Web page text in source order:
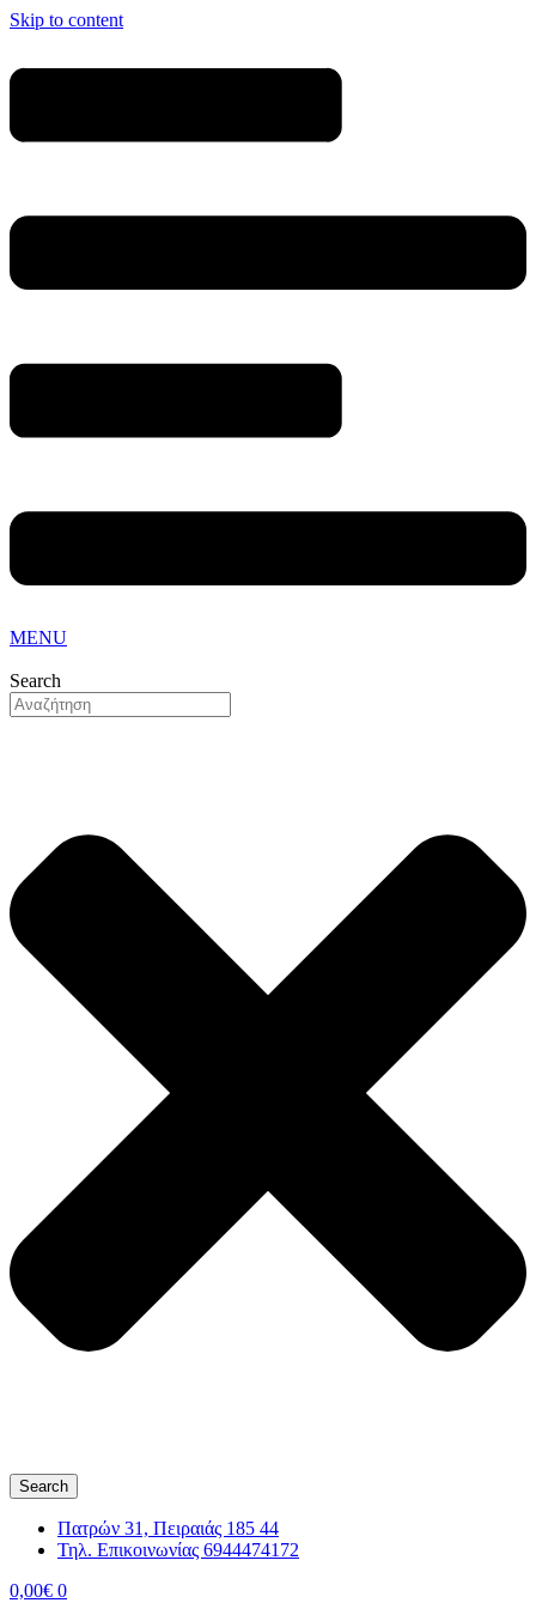
Skip to content
MENU
Search
Search
Πατρών 31, Πειραιάς 185 44
Τηλ. Επικοινωνίας 6944474172
0,00€ 0